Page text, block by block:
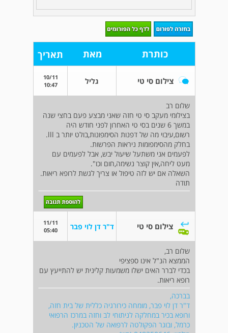
כותרת מאת תאריך
צילום סי טי גליל
10/11
10:47
שלום רב
בצילומי מעקב סי טי חזה שאני מבצע פעם בחצי שנה
במשך 6 שנים בסי טי האחרון לפני חודש היה
רשום,עיבוי מה של דפנות הסימפונות,בולט יותר ב lll.
בחלק מהסימפומות ניראות הפרשות.
לפעמים אני משתעל שיעול יבש, אבל לפעמים עם
מעט ליחה,אין קוצר נשימה,חום וכו".
השאלה אם יש לזה טיפול או צריך לגשת לרופא ריאות.
תודה
צילום סי טי ד"ר דן לוי פבר
11/11
05:40
שלום רב,
הממצא הנ"ל אינו ספציפי
בכדי לברר האים ישלו משמעות קלינית יש להתייעץ עם
רופא ריאות.
בברכה,
ד"ר דן לוי פבר, מומחה כירורגיה כללית של בית חזה,
ורופא בכיר במחלקה לניתוחי לב וחזה במרכז הרפואי
כרמל, ובוגר הפקולטה לרפואה של הטכניון.